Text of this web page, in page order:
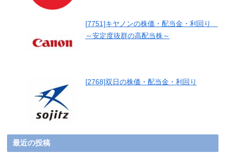
[7751]キヤノンの株価・配当金・利回り
～安定度抜群の高配当株～
[2768]双日の株価・配当金・利回り
最近の投稿